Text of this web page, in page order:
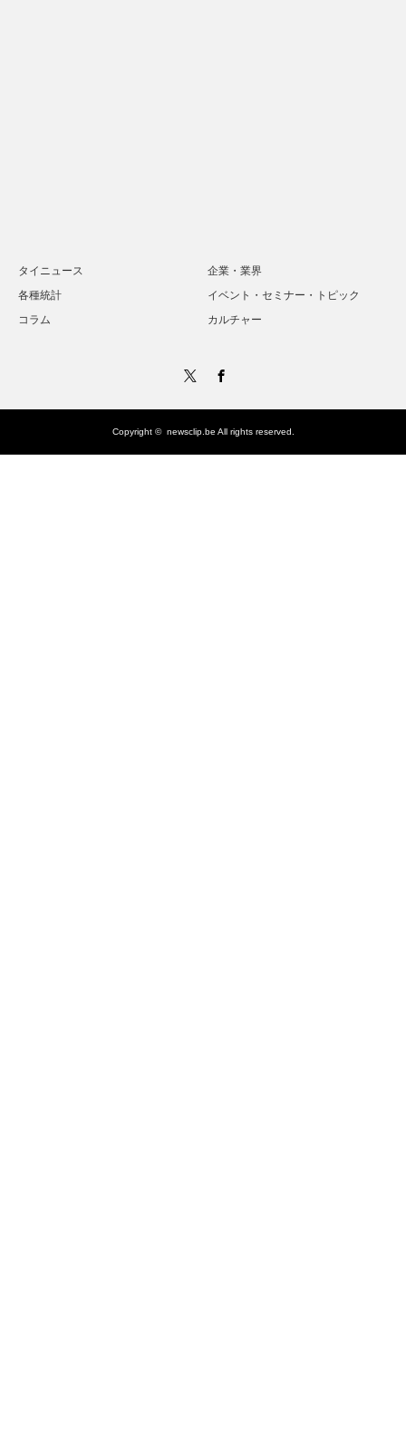
タイニュース
企業・業界
各種統計
イベント・セミナー・トピック
コラム
カルチャー
Copyright © newsclip.be All rights reserved.